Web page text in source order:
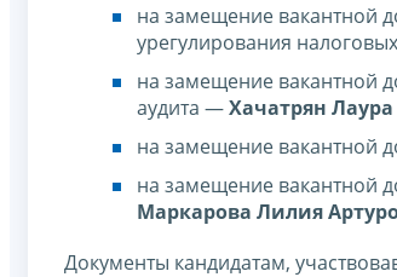
на замещение вакантной
урегулирования
на замещение вакантной
аудита —Хачатрян
на замещение вакантной
на замещение вакантной
Маркарова Лилия
Документы кандидатам,